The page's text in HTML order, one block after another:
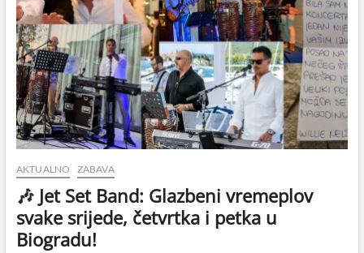
AKTUALNO ZABAVA
🎶 Jet Set Band: Glazbeni vremeplov
svake srijede, četvrtka i petka u
Biogradu!